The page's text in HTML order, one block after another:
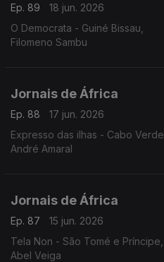
Ep. 89
18 jun. 2026
O Democrata - Guiné Bissau,
Filomeno Sambu
Jornais de África
Ep. 88
17 jun. 2026
Expresso das ilhas - Cabo Verde,
André Amaral
Jornais de África
Ep. 87
15 jun. 2026
Tela Non - São Tomé e Príncipe,
Abel Veiga